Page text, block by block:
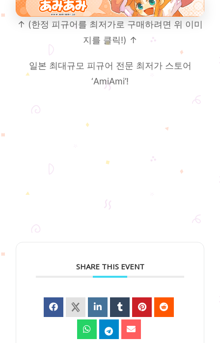
↑ (한정 피규어를 최저가로 구매하려면 위 이미
지를 클릭!) ↑
일본 최대규모 피규어 전문 최저가 스토어
‘AmiAmi’!
SHARE THIS EVENT